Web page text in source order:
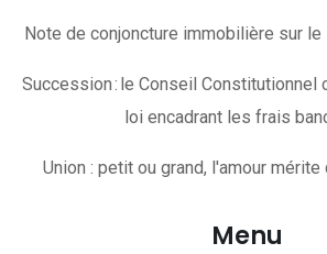
Note de conjoncture immobilière sur
Succession : le Conseil Constitutionnel
loi encadrant les frais
Union : petit ou grand, l'amour
Menu